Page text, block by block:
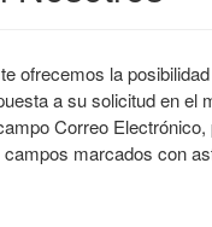
ofrecemos la
a su solicitud en el
Correo
marcados con